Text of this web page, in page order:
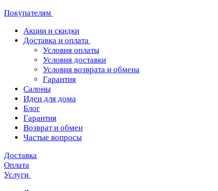
Покупателям
Акции и скидки
Доставка и оплата
Условия оплаты
Условия доставки
Условия возврата и обмена
Гарантия
Салоны
Идеи для дома
Блог
Гарантия
Возврат и обмен
Частые вопросы
Доставка
Оплата
Услуги